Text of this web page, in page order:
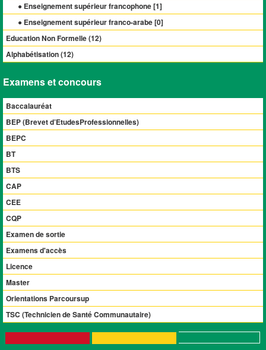
● Enseignement supérieur francophone [1]
● Enseignement supérieur franco-arabe [0]
Education Non Formelle (12)
Alphabétisation (12)
Examens et concours
Baccalauréat
BEP (Brevet d’EtudesProfessionnelles)
BEPC
BT
BTS
CAP
CEE
CQP
Examen de sortie
Examens d'accès
Licence
Master
Orientations Parcoursup
TSC (Technicien de Santé Communautaire)